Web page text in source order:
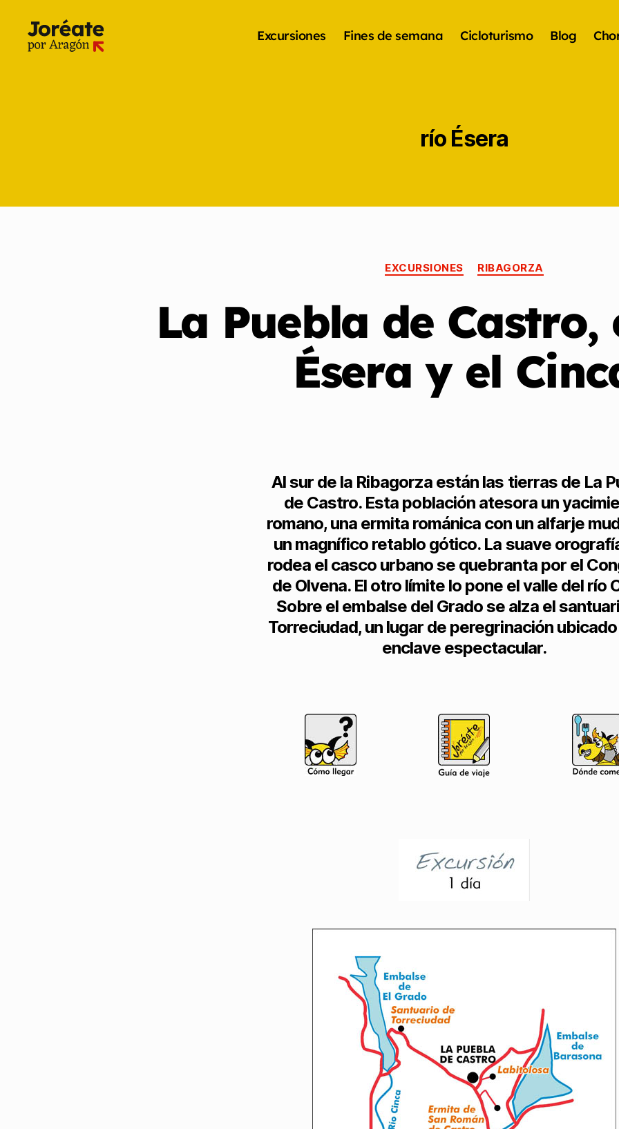
Excursiones Fines de semana Cicloturismo Blog
río Ésera
EXCURSIONES RIBAGORZA
La Puebla de Castro,
Ésera y el
Al sur de la Ribagorza están las tierras de La
de Castro. Esta población atesora un
romano, una ermita románica con un alfarje
un magnífico retablo gótico. La suave
rodea el casco urbano se quebranta por el
de Olvena. El otro límite lo pone el valle del río
Sobre el embalse del Grado se alza el
Torreciudad, un lugar de peregrinación ubicado
enclave espectacular.